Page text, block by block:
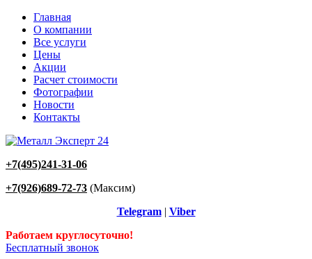
Главная
О компании
Все услуги
Цены
Акции
Расчет стоимости
Фотографии
Новости
Контакты
+7(495)241-31-06
+7(926)689-72-73 (Максим)
Telegram| Viber
Работаем круглосуточно!
Бесплатный звонок